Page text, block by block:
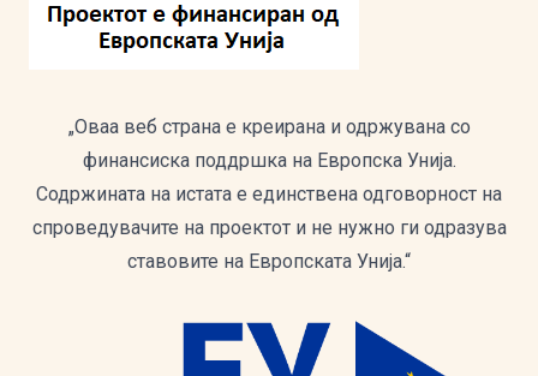
„Оваа веб страна е креирана и одржувана со
финансиска поддршка на Европска Унија.
Содржината на истата е единствена одговорност на
спроведувачите на проектот и не нужно ги одразува
ставовите на Европската Унија.“